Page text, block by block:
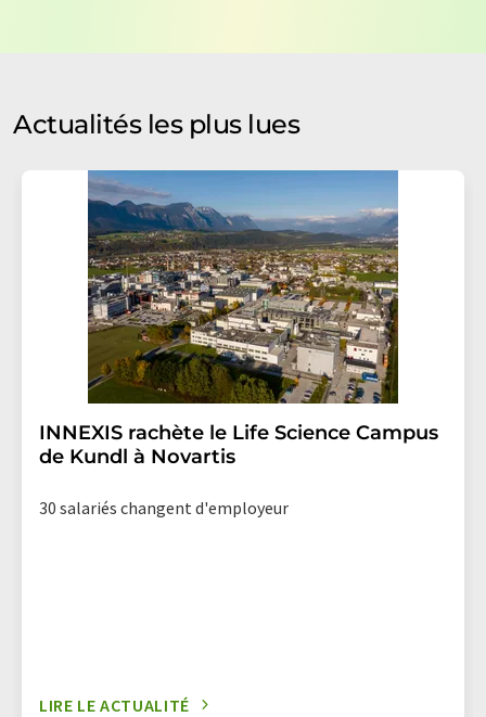
protection des données
. LUMITOS peut vous contacter
et d'opinion. Vous pouvez à tout moment révoquer
votre consentement sans indication de motifs à
Allemagne ou par e-mail à
revoke@lumitos.com
effet pour l'avenir. De plus, chaque courriel contient un
lien pour se désabonner de la newsletter
correspondante.
Actualités les plus lues
INNEXIS rachète le Life Science Campus
de Kundl à Novartis
30 salariés changent d'employeur
LIRE LE ACTUALITÉ